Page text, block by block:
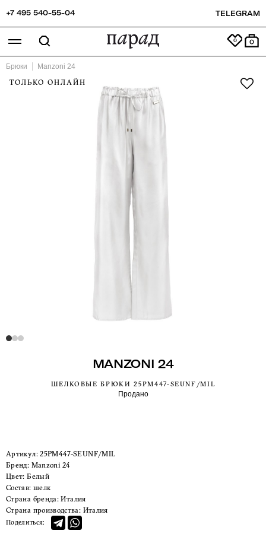
+7 495 540-55-04 TELEGRAM
0
Брюки Manzoni 24
ТОЛЬКО ОНЛАЙН
MANZONI 24
ШЕЛКОВЫЕ БРЮКИ 25PM447-SEUNF/MIL
Продано
Артикул:25PM447-SEUNF/MIL
Бренд:
Manzoni 24
Цвет:
Белый
Состав: шелк
Страна бренда: Италия
Страна производства: Италия
Поделиться: